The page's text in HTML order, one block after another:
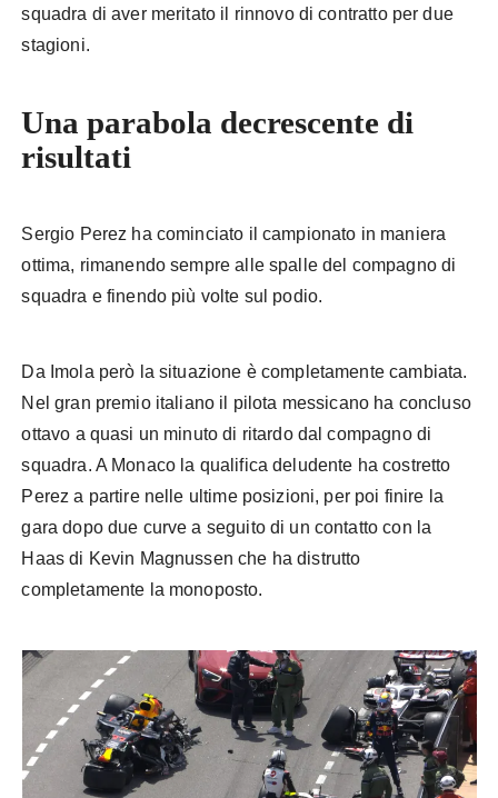
squadra di aver meritato il rinnovo di contratto per due
stagioni.
Una parabola decrescente di
risultati
Sergio Perez ha cominciato il campionato in maniera
ottima, rimanendo sempre alle spalle del compagno di
squadra e finendo più volte sul podio.
Da Imola però la situazione è completamente cambiata.
Nel gran premio italiano il pilota messicano ha concluso
ottavo a quasi un minuto di ritardo dal compagno di
squadra. A Monaco la qualifica deludente ha costretto
Perez a partire nelle ultime posizioni, per poi finire la
gara dopo due curve a seguito di un contatto con la
Haas di Kevin Magnussen che ha distrutto
completamente la monoposto.